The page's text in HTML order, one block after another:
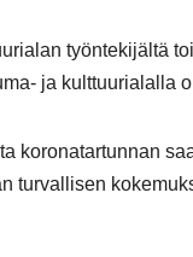
työntekijältä
ja kulttuurialalla
koronatartunnan
turvallisen